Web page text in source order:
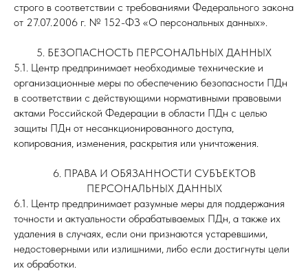
строго в соответствии с требованиями Федерального закона
от 27.07.2006 г. № 152-ФЗ «О персональных данных».
5. БЕЗОПАСНОСТЬ ПЕРСОНАЛЬНЫХ ДАННЫХ
5.1. Центр предпринимает необходимые технические и
организационные меры по обеспечению безопасности ПДн
в соответствии с действующими нормативными правовыми
актами Российской Федерации в области ПДн с целью
защиты ПДн от несанкционированного доступа,
копирования, изменения, раскрытия или уничтожения.
6. ПРАВА И ОБЯЗАННОСТИ СУБЪЕКТОВ
ПЕРСОНАЛЬНЫХ ДАННЫХ
6.1. Центр предпринимает разумные меры для поддержания
точности и актуальности обрабатываемых ПДн, а также их
удаления в случаях, если они признаются устаревшими,
недостоверными или излишними, либо если достигнуты цели
их обработки.